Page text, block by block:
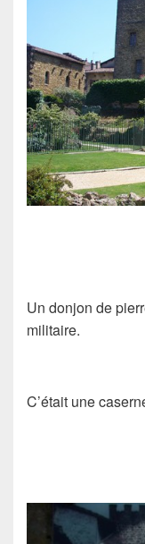
Un donjon de
militaire.
C’était une